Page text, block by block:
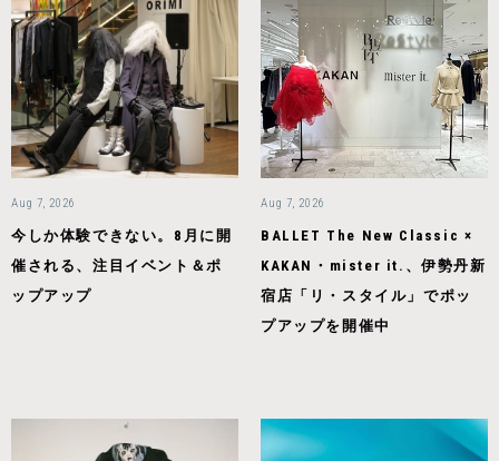
Aug 7, 2026
今しか体験できない。8月に開
催される、注目イベント＆ポ
ップアップ
Aug 7, 2026
BALLET The New Classic ×
KAKAN・mister it.、伊勢丹新
宿店「リ・スタイル」でポッ
プアップを開催中